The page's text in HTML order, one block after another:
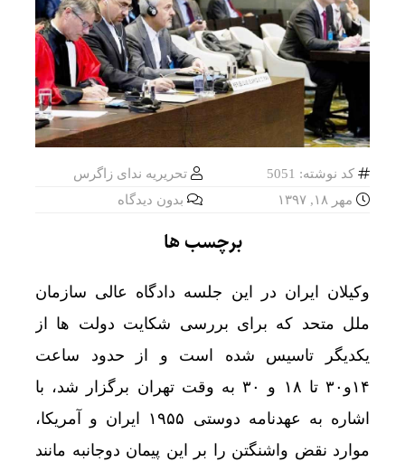
کد نوشته: 5051
تحریریه ندای زاگرس
مهر ۱۸, ۱۳۹۷
بدون دیدگاه
برچسب ها
وکیلان ایران در این جلسه دادگاه عالی سازمان
ملل متحد که برای بررسی شکایت دولت ها از
یکدیگر تاسیس شده است و از حدود ساعت
۱۴و۳۰ تا ۱۸ و ۳۰ به وقت تهران برگزار شد، با
اشاره به عهدنامه دوستی ۱۹۵۵ ایران و آمریکا،
موارد نقض واشنگتن را بر این پیمان دوجانبه مانند